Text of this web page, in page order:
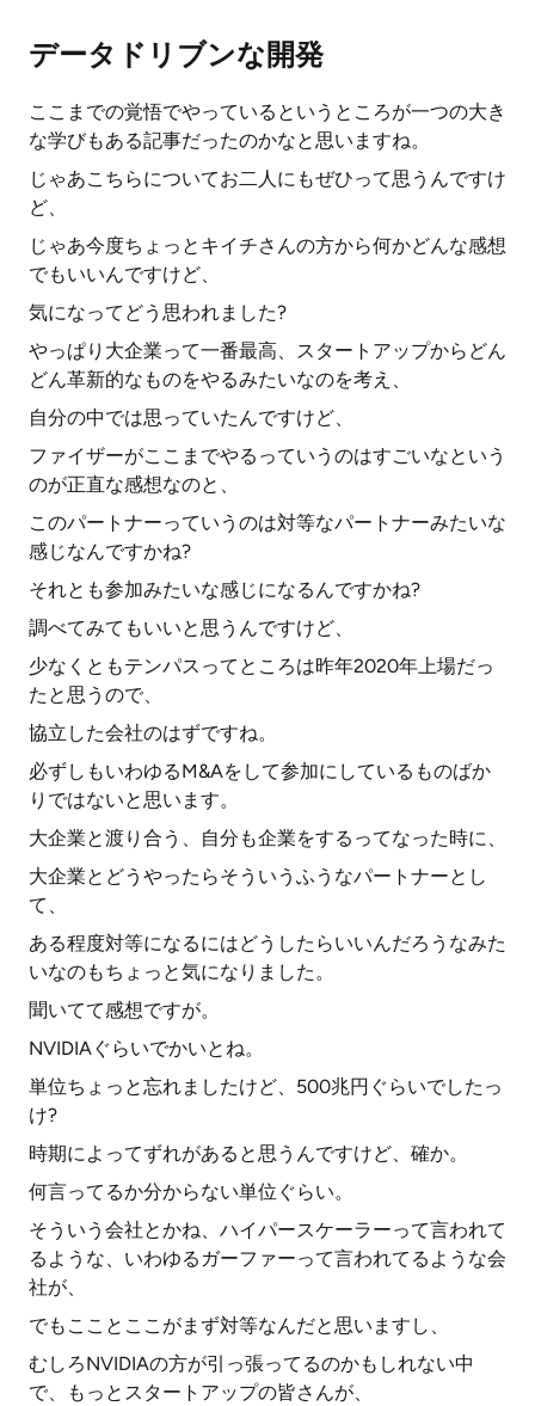
データドリブンな開発
ここまでの覚悟でやっているというところが一つの大き
な学びもある記事だったのかなと思いますね。
じゃあこちらについてお二人にもぜひって思うんですけ
ど、
じゃあ今度ちょっとキイチさんの方から何かどんな感想
でもいいんですけど、
気になってどう思われました?
やっぱり大企業って一番最高、スタートアップからどん
どん革新的なものをやるみたいなのを考え、
自分の中では思っていたんですけど、
ファイザーがここまでやるっていうのはすごいなという
のが正直な感想なのと、
このパートナーっていうのは対等なパートナーみたいな
感じなんですかね?
それとも参加みたいな感じになるんですかね?
調べてみてもいいと思うんですけど、
少なくともテンパスってところは昨年2020年上場だっ
たと思うので、
協立した会社のはずですね。
必ずしもいわゆるM&Aをして参加にしているものばか
りではないと思います。
大企業と渡り合う、自分も企業をするってなった時に、
大企業とどうやったらそういうふうなパートナーとし
て、
ある程度対等になるにはどうしたらいいんだろうなみた
いなのもちょっと気になりました。
聞いてて感想ですが。
NVIDIAぐらいでかいとね。
単位ちょっと忘れましたけど、500兆円ぐらいでしたっ
け?
時期によってずれがあると思うんですけど、確か。
何言ってるか分からない単位ぐらい。
そういう会社とかね、ハイパースケーラーって言われて
るような、いわゆるガーファーって言われてるような会
社が、
でもこことここがまず対等なんだと思いますし、
むしろNVIDIAの方が引っ張ってるのかもしれない中
で、もっとスタートアップの皆さんが、